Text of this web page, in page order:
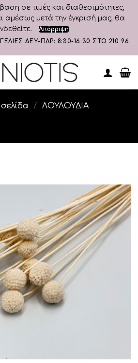
σε τιμές και διαθεσιμότητες,
αμέσως μετά την έγκρισή μας, θα
Απόρριψη
ΔΕΥ-ΠΑΡ: 8:30-16:30 ΣΤΟ 210 96
/ ΛΟΥΛΟΥΔΙΑ